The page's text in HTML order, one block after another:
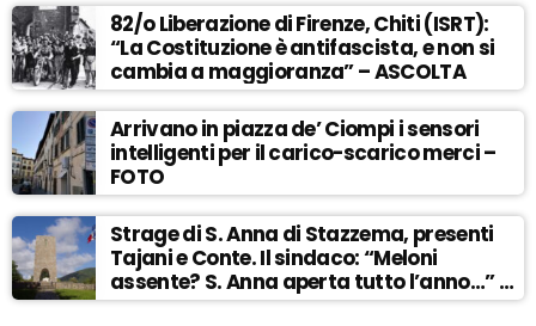
82/o Liberazione di Firenze, Chiti (ISRT):
“La Costituzione è antifascista, e non si
cambia a maggioranza” – ASCOLTA
Arrivano in piazza de’ Ciompi i sensori
intelligenti per il carico-scarico merci –
FOTO
Strage di S. Anna di Stazzema, presenti
Tajani e Conte. Il sindaco: “Meloni
assente? S. Anna aperta tutto l’anno…” –
ASCOLTA